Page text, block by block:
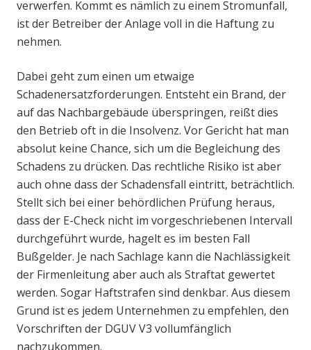
verwerfen. Kommt es nämlich zu einem Stromunfall,
ist der Betreiber der Anlage voll in die Haftung zu
nehmen.
Dabei geht zum einen um etwaige
Schadenersatzforderungen. Entsteht ein Brand, der
auf das Nachbargebäude überspringen, reißt dies
den Betrieb oft in die Insolvenz. Vor Gericht hat man
absolut keine Chance, sich um die Begleichung des
Schadens zu drücken. Das rechtliche Risiko ist aber
auch ohne dass der Schadensfall eintritt, beträchtlich.
Stellt sich bei einer behördlichen Prüfung heraus,
dass der E-Check nicht im vorgeschriebenen Intervall
durchgeführt wurde, hagelt es im besten Fall
Bußgelder. Je nach Sachlage kann die Nachlässigkeit
der Firmenleitung aber auch als Straftat gewertet
werden. Sogar Haftstrafen sind denkbar. Aus diesem
Grund ist es jedem Unternehmen zu empfehlen, den
Vorschriften der DGUV V3 vollumfänglich
nachzukommen.